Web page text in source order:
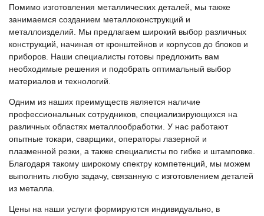
Помимо изготовления металлических деталей, мы также
занимаемся созданием металлоконструкций и
металлоизделий. Мы предлагаем широкий выбор различных
конструкций, начиная от кронштейнов и корпусов до блоков и
приборов. Наши специалисты готовы предложить вам
необходимые решения и подобрать оптимальный выбор
материалов и технологий.
Одним из наших преимуществ является наличие
профессиональных сотрудников, специализирующихся на
различных областях металлообработки. У нас работают
опытные токари, сварщики, операторы лазерной и
плазменной резки, а также специалисты по гибке и штамповке.
Благодаря такому широкому спектру компетенций, мы можем
выполнить любую задачу, связанную с изготовлением деталей
из металла.
Цены на наши услуги формируются индивидуально, в